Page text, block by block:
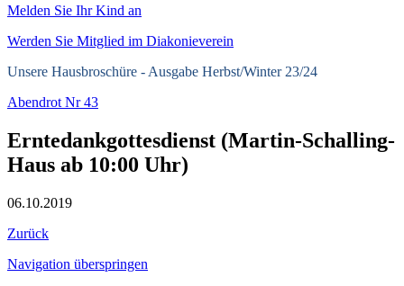
Melden Sie Ihr Kind an
Werden Sie Mitglied im Diakonieverein
Unsere Hausbroschüre - Ausgabe Herbst/Winter 23/24
Abendrot Nr 43
Erntedankgottesdienst (Martin-Schalling-
Haus ab 10:00 Uhr)
06.10.2019
Zurück
Navigation überspringen